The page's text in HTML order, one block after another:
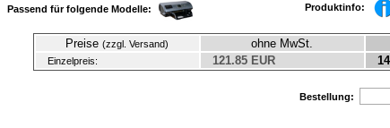
Passend für folgende Modelle: Produktinfo:
Preise (zzgl. Versand) ohne MwSt.
Einzelpreis: 121.85 EUR
Bestellung: